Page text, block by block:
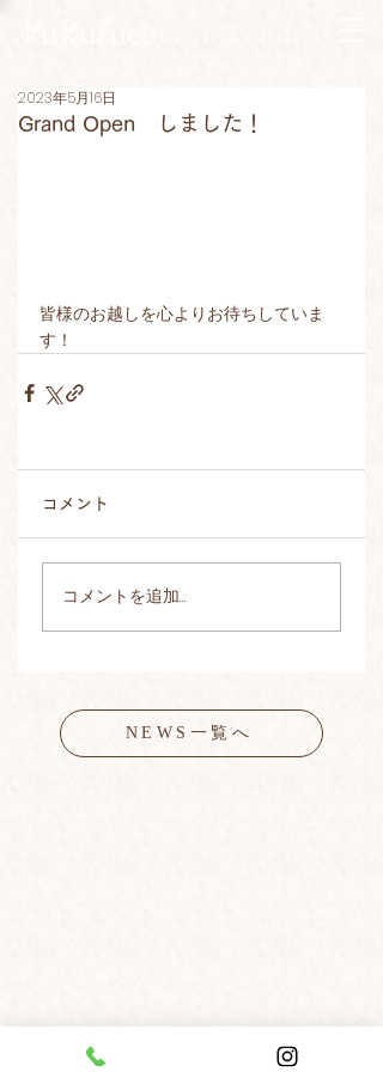
Grand Open しました！
2023年5月16日
皆様のお越しを心よりお待ちしていま
す！
コメント
コメントを追加…
NEWS一覧へ